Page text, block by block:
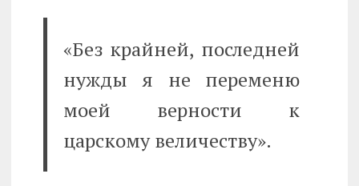
«Без крайней, последней
нужды я не переменю
моей верности к
царскому величеству».